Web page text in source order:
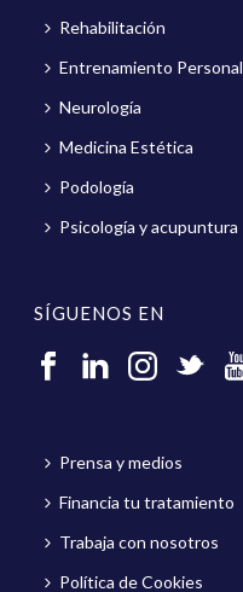
Rehabilitación
Entrenamiento Personal
Neurología
Medicina Estética
Podología
Psicología y acupuntura
SÍGUENOS EN
Prensa y medios
Financia tu tratamiento
Trabaja con nosotros
Política de Cookies